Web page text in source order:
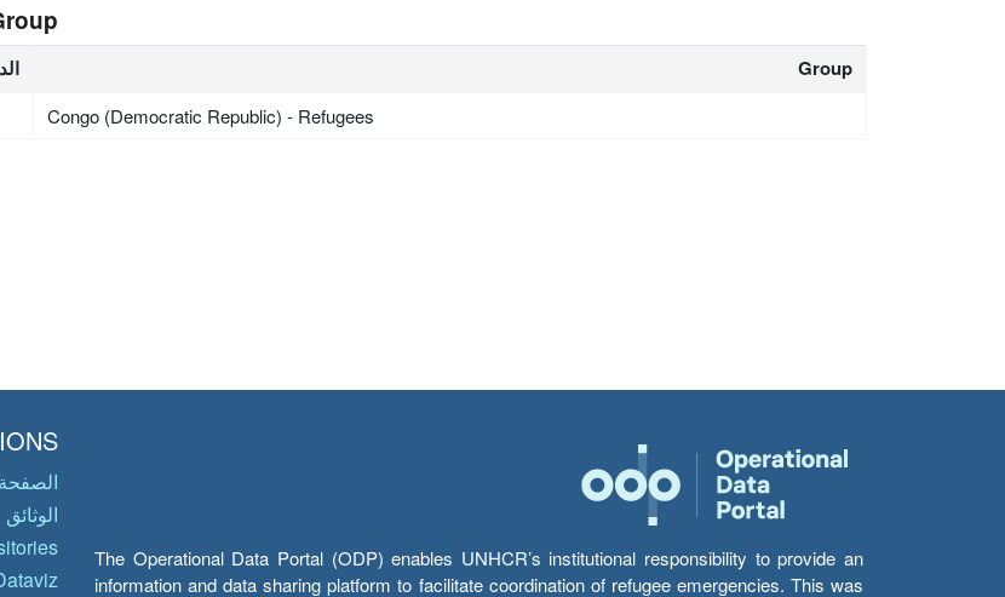
Group
Congo (Democratic Republic) - Refugees
The Operational Data Portal (ODP) enables UNHCR’s institutional responsibility to provide an
information and data sharing platform to facilitate coordination of refugee emergencies. This was
الوثائق